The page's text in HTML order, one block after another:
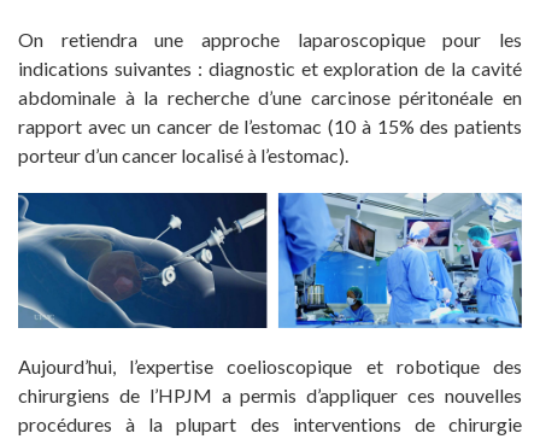
On retiendra une approche laparoscopique pour les
indications suivantes : diagnostic et exploration de la cavité
abdominale à la recherche d’une carcinose péritonéale en
rapport avec un cancer de l’estomac (10 à 15% des patients
porteur d’un cancer localisé à l’estomac).
Aujourd’hui, l’expertise coelioscopique et robotique des
chirurgiens de l’HPJM a permis d’appliquer ces nouvelles
procédures à la plupart des interventions de chirurgie